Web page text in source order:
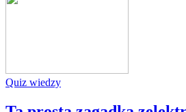
Quiz wiedzy